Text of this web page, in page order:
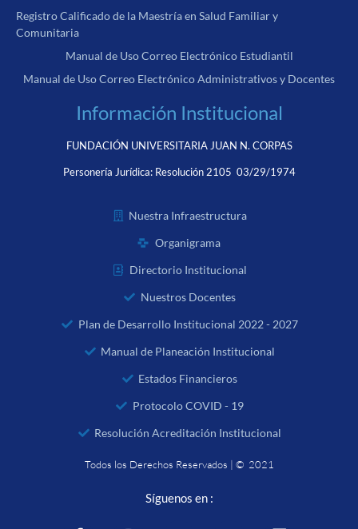
Registro Calificado de la Maestría en Salud Familiar y
Comunitaria
Manual de Uso Correo Electrónico Estudiantil
Manual de Uso Correo Electrónico Administrativos y Docentes
Información Institucional
FUNDACIÓN UNIVERSITARIA JUAN N. CORPAS
Personería Jurídica: Resolución 2105 03/29/1974
Nuestra Infraestructura
Organigrama
Directorio Institucional
Nuestros Docentes
Plan de Desarrollo Institucional 2022 - 2027
Manual de Planeación Institucional
Estados Financieros
Protocolo COVID - 19
Resolución Acreditación Institucional
Todos los Derechos Reservados | © 2021
Síguenos en :